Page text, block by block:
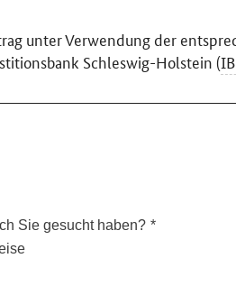
unter Verwendung der
Schleswig-Holstein (